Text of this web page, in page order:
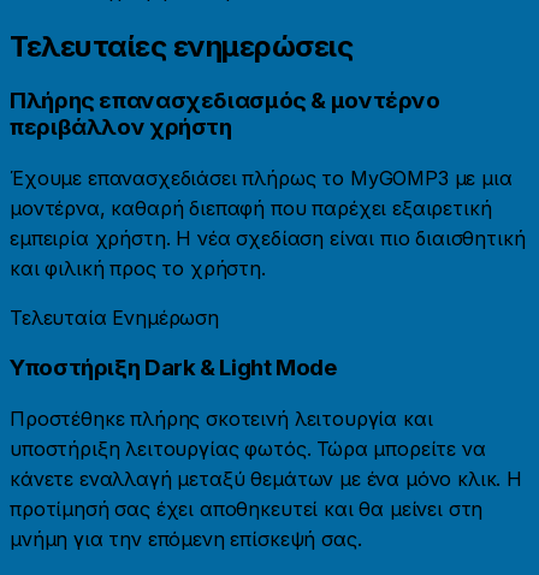
Τελευταίες ενημερώσεις
Πλήρης επανασχεδιασμός & μοντέρνο
περιβάλλον χρήστη
Έχουμε επανασχεδιάσει πλήρως το MyGOMP3 με μια
μοντέρνα, καθαρή διεπαφή που παρέχει εξαιρετική
εμπειρία χρήστη. Η νέα σχεδίαση είναι πιο διαισθητική
και φιλική προς το χρήστη.
Τελευταία Ενημέρωση
Υποστήριξη Dark & ​​Light Mode
Προστέθηκε πλήρης σκοτεινή λειτουργία και
υποστήριξη λειτουργίας φωτός. Τώρα μπορείτε να
κάνετε εναλλαγή μεταξύ θεμάτων με ένα μόνο κλικ. Η
προτίμησή σας έχει αποθηκευτεί και θα μείνει στη
μνήμη για την επόμενη επίσκεψή σας.